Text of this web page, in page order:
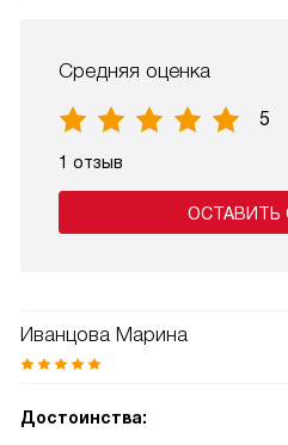
Средняя оценка
5
1 отзыв
ОСТАВИТЬ
Иванцова Марина
Достоинства: